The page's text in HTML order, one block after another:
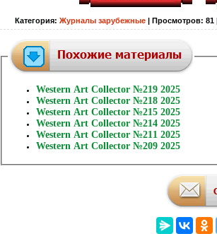
Категория: Журналы зарубежные| Просмотров: 81|
Western Art Collector №219 2025
Western Art Collector №218 2025
Western Art Collector №215 2025
Western Art Collector №214 2025
Western Art Collector №211 2025
Western Art Collector №209 2025